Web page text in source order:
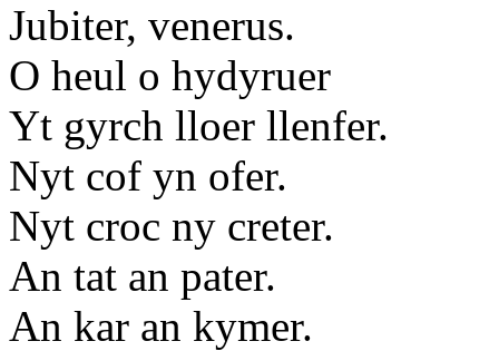
Jubiter, venerus.
O heul o hydyruer
Yt gyrch lloer llenfer.
Nyt cof yn ofer.
Nyt croc ny creter.
An tat an pater.
An kar an kymer.